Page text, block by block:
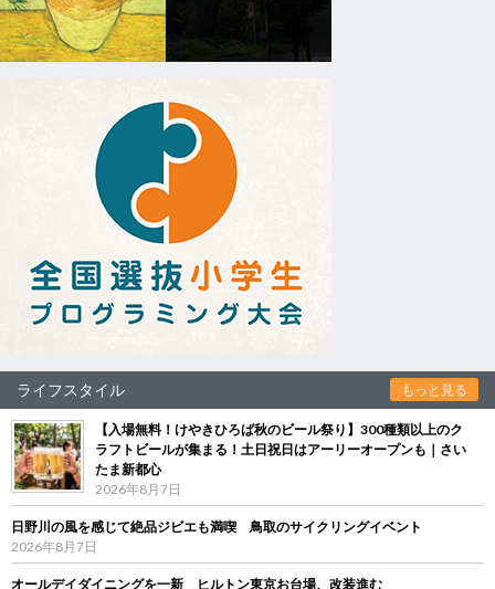
ライフスタイル もっと見る
【入場無料！けやきひろば秋のビール祭り】300種類以上のク
ラフトビールが集まる！土日祝日はアーリーオープンも｜さい
たま新都心
2026年8月7日
日野川の風を感じて絶品ジビエも満喫 鳥取のサイクリングイベント
2026年8月7日
オールデイダイニングを一新 ヒルトン東京お台場、改装進む